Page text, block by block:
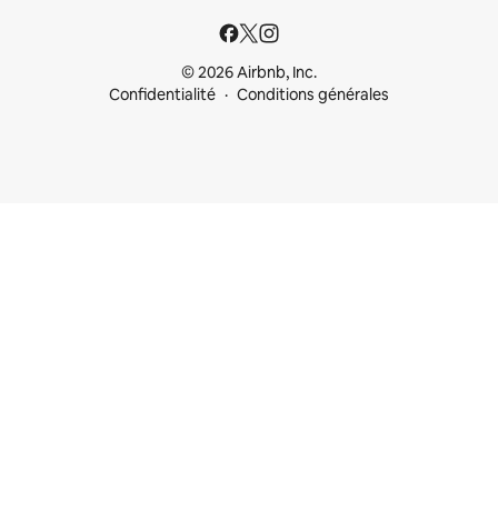
© 2026 Airbnb, Inc.
Confidentialité
Conditions générales